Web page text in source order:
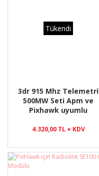
Tükendi
3dr 915 Mhz Telemetri
500MW Seti Apm ve
Pixhawk uyumlu
4.320,00 TL + KDV